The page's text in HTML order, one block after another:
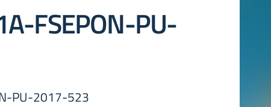
FSEPON-PU-
PU-2017-523